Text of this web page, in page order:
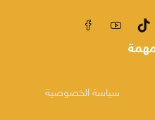
سياسة الخصوصية